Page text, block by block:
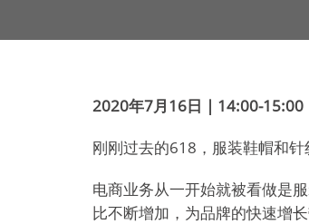
2020年7月16日 | 14:00-15:00
刚刚过去的618，服装鞋帽和
电商业务从一开始就被看做是
比不断增加，为品牌的快速增长